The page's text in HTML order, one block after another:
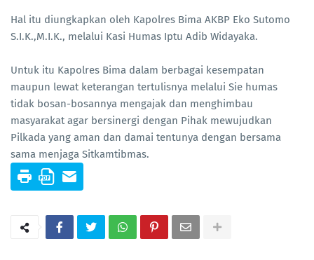
Hal itu diungkapkan oleh Kapolres Bima AKBP Eko Sutomo
S.I.K.,M.I.K., melalui Kasi Humas Iptu Adib Widayaka.
Untuk itu Kapolres Bima dalam berbagai kesempatan
maupun lewat keterangan tertulisnya melalui Sie humas
tidak bosan-bosannya mengajak dan menghimbau
masyarakat agar bersinergi dengan Pihak mewujudkan
Pilkada yang aman dan damai tentunya dengan bersama
sama menjaga Sitkamtibmas.